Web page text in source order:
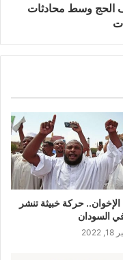
الحج وسط محادثات
حركة خبيثة تنشر
السودان